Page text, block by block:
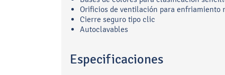
Orificios de ventilación para enfriamiento
Cierre seguro tipo clic
Autoclavables
Especificaciones